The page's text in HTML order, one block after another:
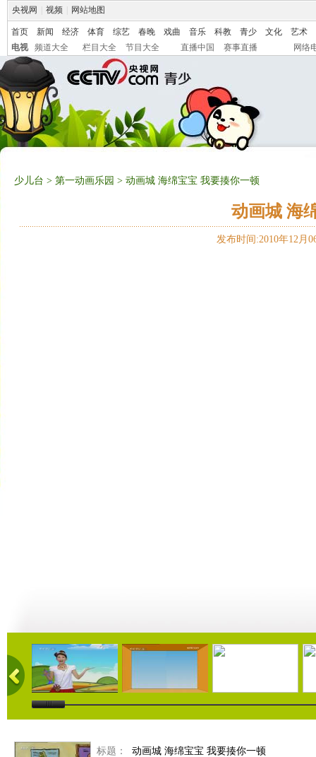
央视网 视频 网站地图
首页 新闻 经济 体育 综艺 春晚 戏曲 音乐 科教 青少 文化
艺术
电视
频道大全 栏目大全 节目大全 直播中国 赛事直播 网络
少儿台 > 第一动画乐园 > 动画城 海绵宝宝 我要揍你一顿
动画城 海
发布时间:2010年12月
29:41 29:10 28:53
标题：
动画城 海绵宝宝 我要揍你一顿